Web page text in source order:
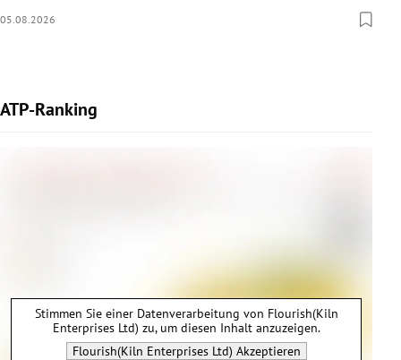
05.08.2026
ATP-Ranking
Stimmen Sie einer Datenverarbeitung von Flourish(Kiln
Enterprises Ltd) zu, um diesen Inhalt anzuzeigen.
Flourish(Kiln Enterprises Ltd) Akzeptieren